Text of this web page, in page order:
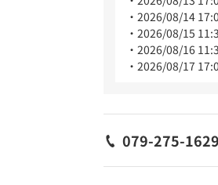
2026/08/14
2026/08/15
2026/08/16
2026/08/17
079-275-1629